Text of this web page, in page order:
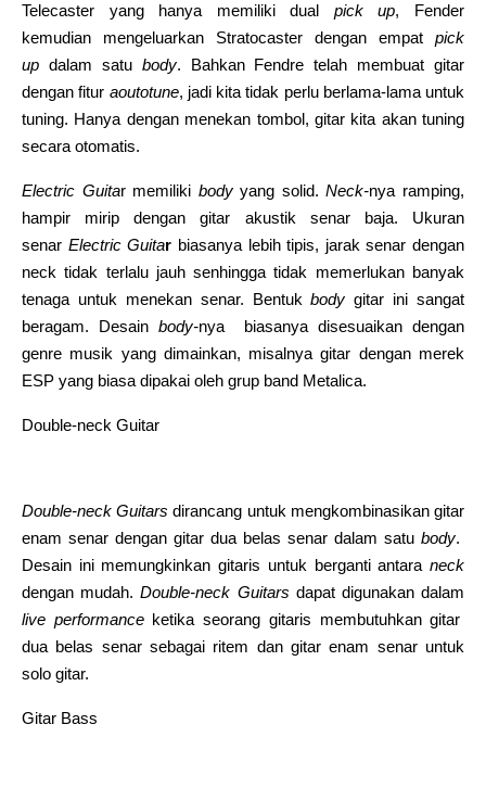
Telecaster yang hanya memiliki dual pick up, Fender
kemudian mengeluarkan Stratocaster dengan empat pick
up dalam satu body. Bahkan Fendre telah membuat gitar
dengan fitur aoutotune, jadi kita tidak perlu berlama-lama untuk
tuning. Hanya dengan menekan tombol, gitar kita akan tuning
secara otomatis.
Electric Guitar memiliki bodyyang solid.Neck-nya ramping,
hampir mirip dengan gitar akustik senar baja. Ukuran
senar Electric Guitar biasanya lebih tipis, jarak senar dengan
neck tidak terlalu jauh senhingga tidak memerlukan banyak
tenaga untuk menekan senar. Bentukbody gitar ini sangat
beragam. Desain body-nya biasanya disesuaikan dengan
genre musik yang dimainkan, misalnya gitar dengan merek
ESP yang biasa dipakai oleh grup band Metalica.
Double-neck Guitar
Double-neck Guitars dirancang untuk mengkombinasikan gitar
enam senar dengan gitar dua belas senar dalam satu body.
Desain ini memungkinkan gitaris untuk berganti antara neck
dengan mudah.Double-neck Guitars dapat digunakan dalam
live performanceketika seorang gitaris membutuhkan gitar
dua belas senar sebagai ritem dan gitar enam senar untuk
solo gitar.
Gitar Bass